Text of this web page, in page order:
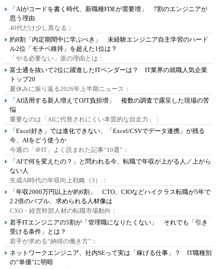
「AIがコードを書く時代、新職種FDEが需要増」 7割のエンジニアが
思う理由
40代だけ少し異なる：
約8割「内定期間中に学ぶべき」 未経験エンジニア自主学習のハード
ル2位「モチベ維持」を超えた1位は？
「やる必要ない」派の理由とは：
富士通を抜いて2位に躍進したITベンダーは？ IT業界の就職人気企業
トップ20
夏休みに振り返る2026年上半期ニュース：
「AI活用する新人増えてOJT負担増」 複数の調査で露呈した現場の苦
悩
重要なのは「AIに代替されにくい本質的な自走力」：
「Excel好き」では進化できない、「Excel/CSVでデータ連携」が残る
今、AIをどう使うか
今週の「＠IT」よく読まれた記事“10選”：
「AIで何を変えたの？」と問われる今、転職で年収が上がる人／上がら
ない人
生成AI時代の年収向上戦略（3）：
「年収2000万円以上が約6割」 CTO、CIOなどハイクラス転職が5年で
2.2倍のバブル、求められる人材像は
CXO・経営幹部人材の転職市場動向：
若手ITエンジニアの5割が「管理職になりたくない」 それでも「引き
受ける条件」とは？
若手が求める“納得の働き方”：
ネットワークエンジニア、社内SEって実は「稼げる仕事」？ IT職種別
の“単価”に明暗